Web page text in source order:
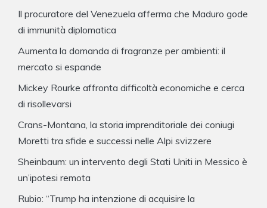
Il procuratore del Venezuela afferma che Maduro gode
di immunità diplomatica
Aumenta la domanda di fragranze per ambienti: il
mercato si espande
Mickey Rourke affronta difficoltà economiche e cerca
di risollevarsi
Crans-Montana, la storia imprenditoriale dei coniugi
Moretti tra sfide e successi nelle Alpi svizzere
Sheinbaum: un intervento degli Stati Uniti in Messico è
un’ipotesi remota
Rubio: “Trump ha intenzione di acquisire la